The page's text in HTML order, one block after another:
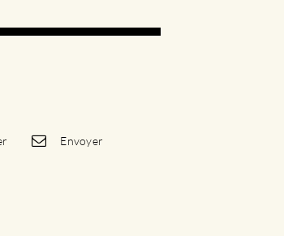
Envoyer